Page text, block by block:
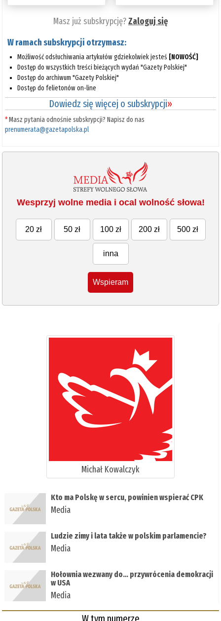
Masz już subskrypcję?Zaloguj się
W ramach subskrypcji otrzymasz:
Możliwość odsłuchiwania artykułów gdziekolwiek jesteś [NOWOŚĆ]
Dostęp do wszystkich treści bieżących wydań "Gazety Polskiej"
Dostęp do archiwum "Gazety Polskiej"
Dostęp do felietonów on-line
Dowiedz się więcej o subskrypcji»
*Masz pytania odnośnie subskrypcji? Napisz do nas
prenumerata@gazetapolska.pl
Wesprzyj wolne media i ocal wolność słowa!
20 zł 50 zł 100 zł 200 zł 500 zł
inna
Wspieram
Michał Kowalczyk
Kto ma Polskę w sercu, powinien wspierać CPK
Media
Ludzie zimy i lata także w polskim parlamencie?
Media
Hołownia wezwany do… przywrócenia demokracji
w USA
Media
W tym numerze